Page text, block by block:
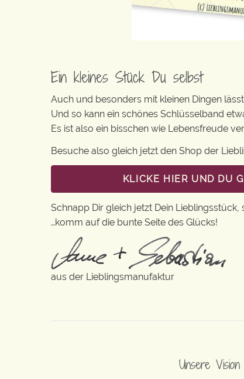
Ein kleines Stück Du selbst
Auch und besonders mit kleinen Dingen
Und so kann ein schönes Schlüsselband
Es ist also ein bisschen wie Lebensfreude
Besuche also gleich jetzt den Shop der
KLICKE HIER UND DU
Schnapp Dir gleich jetzt Dein
…komm auf die bunte Seite des Glücks!
aus der Lieblingsmanufaktur
Unsere